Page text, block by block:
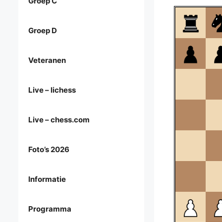
Groep D
Veteranen
Live – lichess
Live – chess.com
Foto’s 2026
Informatie
Programma